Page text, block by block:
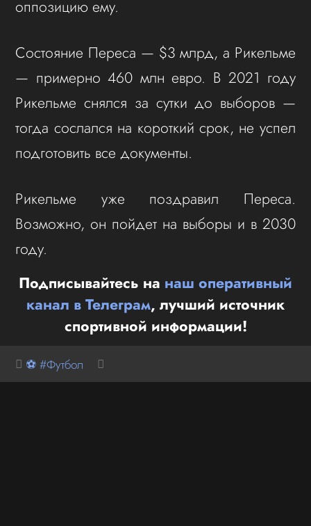
оппозицию ему.
Состояние Переса — $3 млрд, а Рикельме
— примерно 460 млн евро. В 2021 году
Рикельме снялся за сутки до выборов —
тогда сослался на короткий срок, не успел
подготовить все документы.
Рикельме уже поздравил Переса.
Возможно, он пойдет на выборы и в 2030
году.
Подписывайтесь на наш оперативный
канал в Телеграм, лучший источник
спортивной информации!
⚽ #Футбол